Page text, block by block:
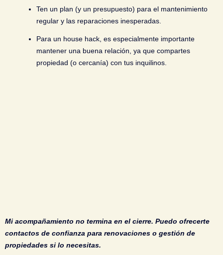
Ten un plan (y un presupuesto) para el mantenimiento
regular y las reparaciones inesperadas.
Para un house hack, es especialmente importante
mantener una buena relación, ya que compartes
propiedad (o cercanía) con tus inquilinos.
Mi acompañamiento no termina en el cierre. Puedo ofrecerte
contactos de confianza para renovaciones o gestión de
propiedades si lo necesitas.